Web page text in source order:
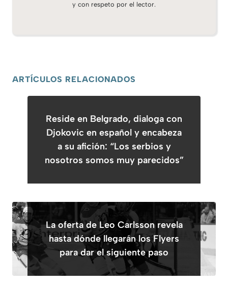
y con respeto por el lector.
ARTÍCULOS RELACIONADOS
Reside en Belgrado, dialoga con
Djokovic en español y encabeza
a su afición: “Los serbios y
nosotros somos muy parecidos”
La oferta de Leo Carlsson revela
hasta dónde llegarán los Flyers
para dar el siguiente paso